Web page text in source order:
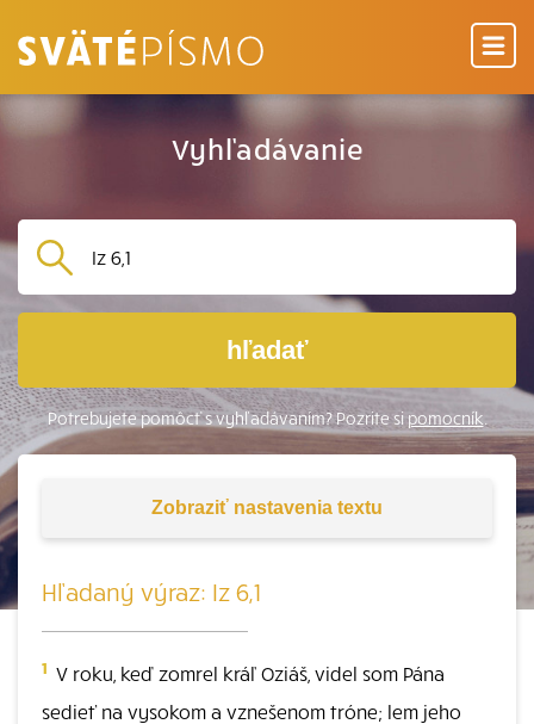
Vyhľadávanie
hľadať
Potrebujete pomôcť s vyhľadávaním? Pozrite sipomocník.
Zobraziť nastavenia textu
Hľadaný výraz: Iz 6,1
1 V roku, keď zomrel kráľ Oziáš, videl som Pána
sedieť na vysokom a vznešenom tróne; lem jeho